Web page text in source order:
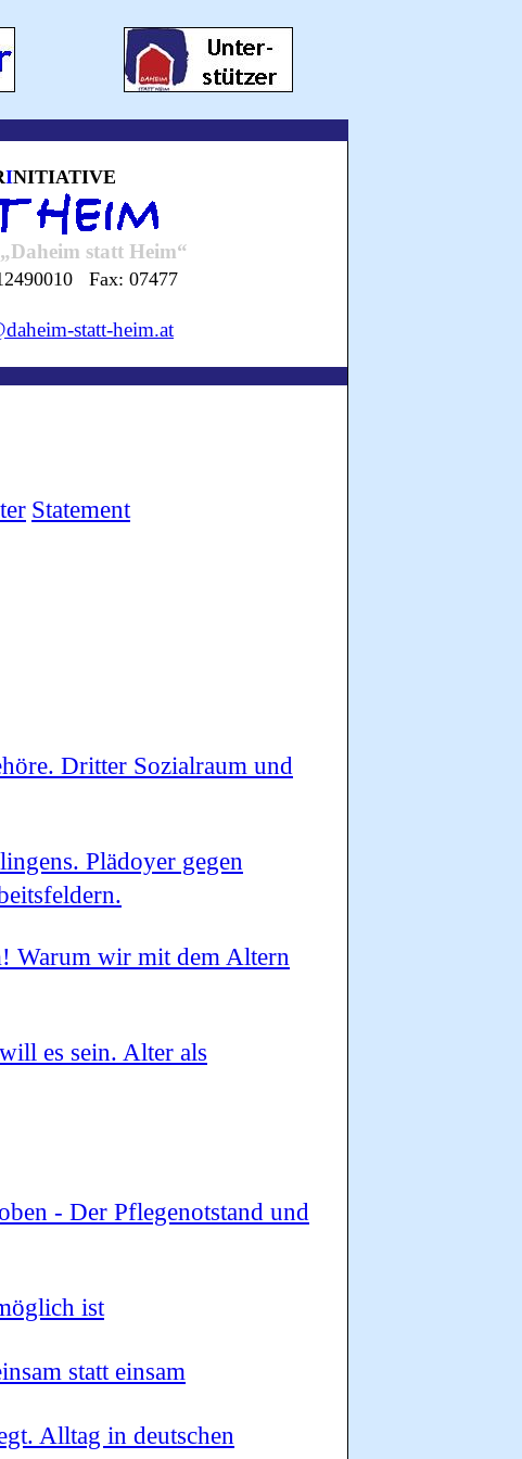
INITIATIVE
statt Heim“
Fax: 07477
statt-heim.at
Statement
Dritter Sozialraum und
Plädoyer gegen
Warum wir mit dem Altern
es sein. Alter als
- Der Pflegenotstand und
ist
statt einsam
Alltag in deutschen